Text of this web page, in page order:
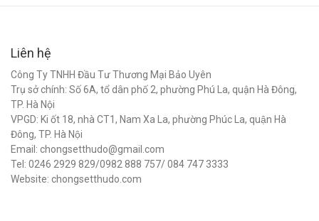
Liên hệ
Công Ty TNHH Đầu Tư Thương Mại Bảo Uyên
Trụ sở chính: Số 6A, tổ dân phố 2, phường Phú La, quận Hà Đông,
TP. Hà Nội
VPGD: Ki ốt 18, nhà CT1, Nam Xa La, phường Phúc La, quận Hà
Đông, TP. Hà Nội
Email: chongsetthudo@gmail.com
Tel: 0246 2929 829/0982 888 757/ 084 747 3333
Website: chongsetthudo.com